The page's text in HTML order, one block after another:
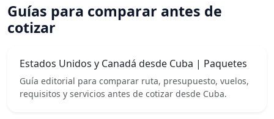
Guías para comparar antes de
cotizar
Estados Unidos y Canadá desde Cuba | Paquetes
Guía editorial para comparar ruta, presupuesto, vuelos,
requisitos y servicios antes de cotizar desde Cuba.